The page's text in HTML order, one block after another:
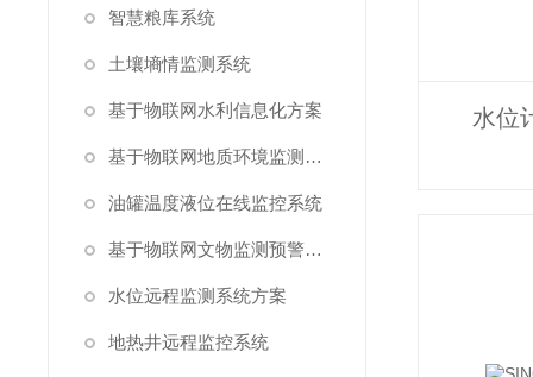
智慧粮库系统
土壤墒情监测系统
基于物联网水利信息化方案
基于物联网地质环境监测预警方案
油罐温度液位在线监控系统
基于物联网文物监测预警解决方案
水位远程监测系统方案
地热井远程监控系统
水位